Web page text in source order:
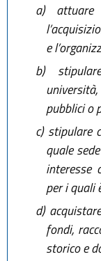
a)attuare
e
b)
pubblici o
c)stipulare
quale
interesse
per i quali
d)
fondi,
storico e